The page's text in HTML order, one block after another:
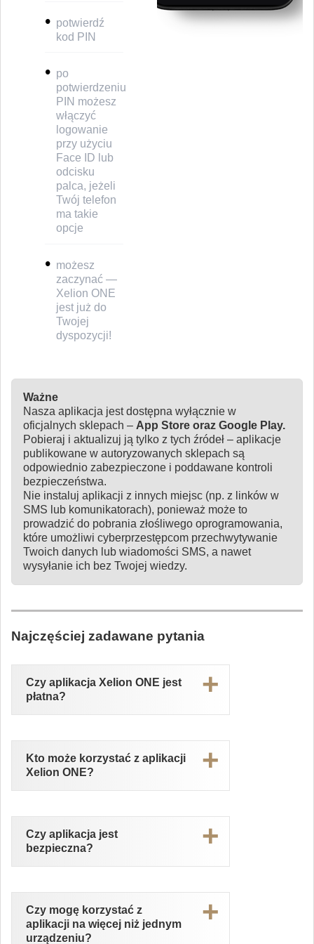
• potwierdź
kod PIN
• po
potwierdzeniu
PIN możesz
włączyć
logowanie
przy użyciu
Face ID lub
odcisku
palca, jeżeli
Twój telefon
ma takie
opcje
• możesz
zaczynać —
Xelion ONE
jest już do
Twojej
dyspozycji!
Ważne
Nasza aplikacja jest dostępna wyłącznie w
oficjalnych sklepach – App Store oraz Google Play.
Pobieraj i aktualizuj ją tylko z tych źródeł – aplikacje
publikowane w autoryzowanych sklepach są
odpowiednio zabezpieczone i poddawane kontroli
bezpieczeństwa.
Nie instaluj aplikacji z innych miejsc (np. z linków w
SMS lub komunikatorach), ponieważ może to
prowadzić do pobrania złośliwego oprogramowania,
które umożliwi cyberprzestępcom przechwytywanie
Twoich danych lub wiadomości SMS, a nawet
wysyłanie ich bez Twojej wiedzy.
Najczęściej zadawane pytania
Czy aplikacja Xelion ONE jest
płatna?
Kto może korzystać z aplikacji
Xelion ONE?
świadczenie usług przez DI Xelion,
pełnomocnicy oraz osoby
upoważnione do konta firmowego
Czy aplikacja jest
bezpieczna?
standardami stosowanymi w sektorze
finansowym.
Czy mogę korzystać z
aplikacji na więcej niż jednym
urządzeniu?